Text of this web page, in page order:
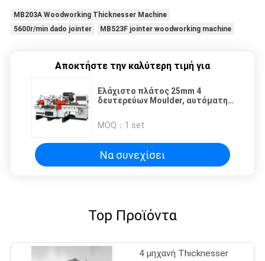
MB203A Woodworking Thicknesser Machine
5600r/min dado jointer
MB523F jointer woodworking machine
Αποκτήστε την καλύτερη τιμή για
Ελάχιστο πλάτος 25mm 4
δευτερεύων Moulder, αυτόματη
μηχανών πλανίσματος MB4012A
MOQ： 1 set
Να συνεχίσει
Top Προϊόντα
4 μηχανή Thicknesser